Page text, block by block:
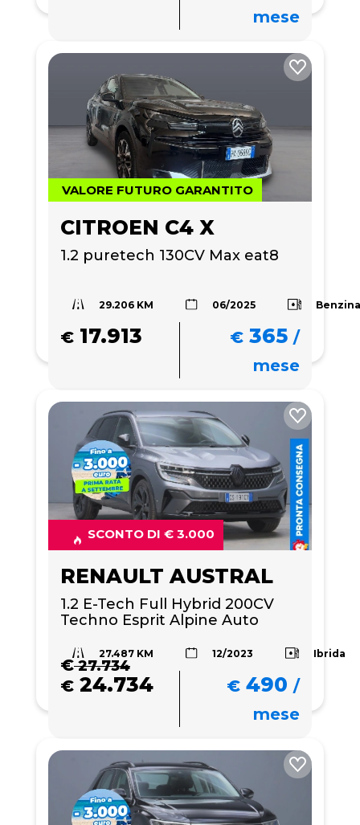
mese
VALORE FUTURO GARANTITO
CITROEN C4 X
1.2 puretech 130CV Max eat8
29.206 KM 06/2025
€ 17.913 € 365 /
mese
SCONTO DI € 3.000
RENAULT AUSTRAL
1.2 E-Tech Full Hybrid 200CV
Techno Esprit Alpine Auto
27.487 KM 12/2023 Ibrida
€27.734
€ 24.734 € 490 /
mese